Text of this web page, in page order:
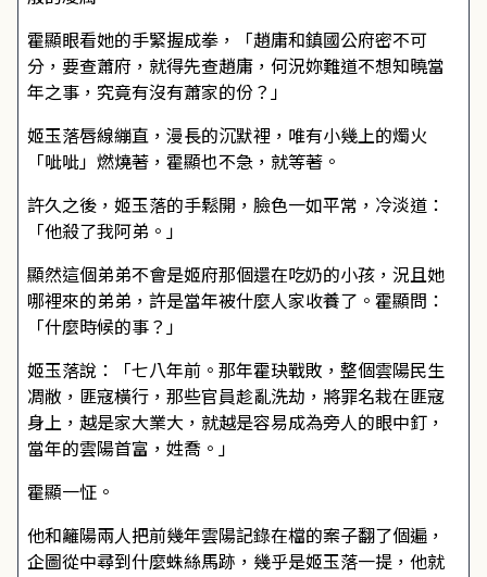
霍顯眼看她的手緊握成拳，「趙庸和鎮國公府密不可
分，要查蕭府，就得先查趙庸，何況妳難道不想知曉當
年之事，究竟有沒有蕭家的份？」
姬玉落唇線繃直，漫長的沉默裡，唯有小幾上的燭火
「呲呲」燃燒著，霍顯也不急，就等著。
許久之後，姬玉落的手鬆開，臉色一如平常，冷淡道：
「他殺了我阿弟。」
顯然這個弟弟不會是姬府那個還在吃奶的小孩，況且她
哪裡來的弟弟，許是當年被什麼人家收養了。霍顯問：
「什麼時候的事？」
姬玉落說：「七八年前。那年霍玦戰敗，整個雲陽民生
凋敝，匪寇橫行，那些官員趁亂洗劫，將罪名栽在匪寇
身上，越是家大業大，就越是容易成為旁人的眼中釘，
當年的雲陽首富，姓喬。」
霍顯一怔。
他和籬陽兩人把前幾年雲陽記錄在檔的案子翻了個遍，
企圖從中尋到什麼蛛絲馬跡，幾乎是姬玉落一提，他就